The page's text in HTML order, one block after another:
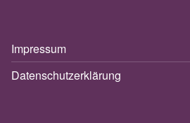
Impressum
Datenschutzerklärung